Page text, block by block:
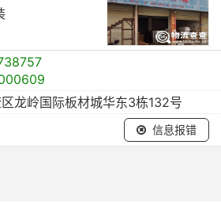
龙岭国际板材城华东3栋132号
信息报错